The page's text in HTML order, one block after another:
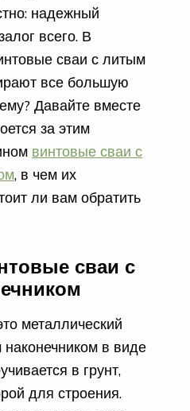
надежный
всего. В
сваи с литым
все большую
Давайте вместе
за этим
винтовые сваи с
, в чем их
ли вам обратить
сваи с
металлический
в виде
в грунт,
для строения.